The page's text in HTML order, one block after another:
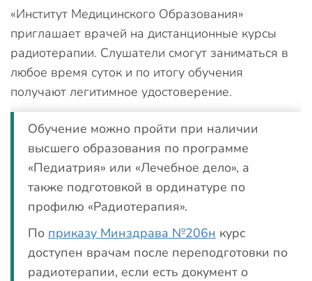
«Институт Медицинского Образования»
приглашает врачей на дистанционные курсы
радиотерапии. Слушатели смогут заниматься в
любое время суток и по итогу обучения
получают легитимное удостоверение.
Обучение можно пройти при наличии
высшего образования по программе
«Педиатрия» или «Лечебное дело», а
также подготовкой в ординатуре по
профилю «Радиотерапия».
По приказу Минздрава №206н курс
доступен врачам после переподготовки по
радиотерапии, если есть документ о